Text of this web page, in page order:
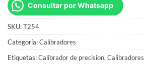
Consultar por Whatsapp
SKU:T254
Categoría:Calibradores
Etiquetas:Calibrador de precision, Calibradores